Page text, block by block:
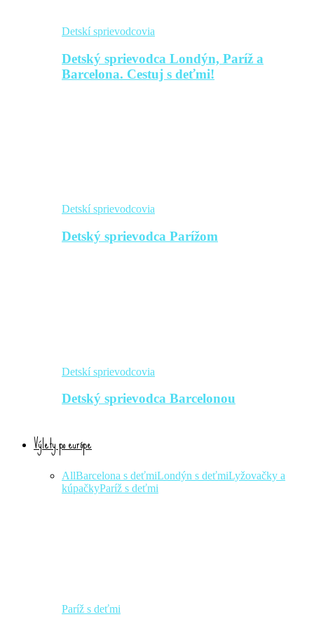
Detskí sprievodcovia
Detský sprievodca Londýn, Paríž a
Barcelona. Cestuj s deťmi!
Detskí sprievodcovia
Detský sprievodca Parížom
Detskí sprievodcovia
Detský sprievodca Barcelonou
Výlety po európe
AllBarcelona s deťmiLondýn s deťmiLyžovačky a
kúpačkyParíž s deťmi
Paríž s deťmi